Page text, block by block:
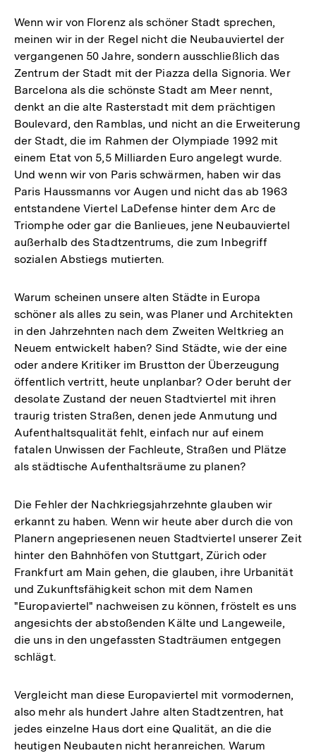
Wenn wir von Florenz als schöner Stadt sprechen,
meinen wir in der Regel nicht die Neubauviertel der
vergangenen 50 Jahre, sondern ausschließlich das
Zentrum der Stadt mit der Piazza della Signoria. Wer
Barcelona als die schönste Stadt am Meer nennt,
denkt an die alte Rasterstadt mit dem prächtigen
Boulevard, den Ramblas, und nicht an die Erweiterung
der Stadt, die im Rahmen der Olympiade 1992 mit
einem Etat von 5,5 Milliarden Euro angelegt wurde.
Und wenn wir von Paris schwärmen, haben wir das
Paris Haussmanns vor Augen und nicht das ab 1963
entstandene Viertel LaDefense hinter dem Arc de
Triomphe oder gar die Banlieues, jene Neubauviertel
außerhalb des Stadtzentrums, die zum Inbegriff
sozialen Abstiegs mutierten.
Warum scheinen unsere alten Städte in Europa
schöner als alles zu sein, was Planer und Architekten
in den Jahrzehnten nach dem Zweiten Weltkrieg an
Neuem entwickelt haben? Sind Städte, wie der eine
oder andere Kritiker im Brustton der Überzeugung
öffentlich vertritt, heute unplanbar? Oder beruht der
desolate Zustand der neuen Stadtviertel mit ihren
traurig tristen Straßen, denen jede Anmutung und
Aufenthaltsqualität fehlt, einfach nur auf einem
fatalen Unwissen der Fachleute, Straßen und Plätze
als städtische Aufenthaltsräume zu planen?
Die Fehler der Nachkriegsjahrzehnte glauben wir
erkannt zu haben. Wenn wir heute aber durch die von
Planern angepriesenen neuen Stadtviertel unserer Zeit
hinter den Bahnhöfen von Stuttgart, Zürich oder
Frankfurt am Main gehen, die glauben, ihre Urbanität
und Zukunftsfähigkeit schon mit dem Namen
"Europaviertel" nachweisen zu können, fröstelt es uns
angesichts der abstoßenden Kälte und Langeweile,
die uns in den ungefassten Stadträumen entgegen
schlägt.
Vergleicht man diese Europaviertel mit vormodernen,
also mehr als hundert Jahre alten Stadtzentren, hat
jedes einzelne Haus dort eine Qualität, an die die
heutigen Neubauten nicht heranreichen. Warum